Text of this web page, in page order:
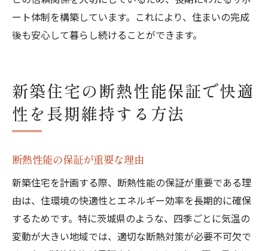
ート体制を構築しています。これにより、住まいの完成
後も安心して暮らし続けることができます。
新築住宅の断熱性能保証で快適
性を長期維持する方法
断熱性能の保証が重要な理由
新築住宅を計画する際、断熱性能の保証が重要である理
由は、住環境の快適性とエネルギー効率を長期的に確保
するためです。特に茨城県のような、四季ごとに気温の
変動が大きい地域では、適切な断熱対策が必要不可欠で